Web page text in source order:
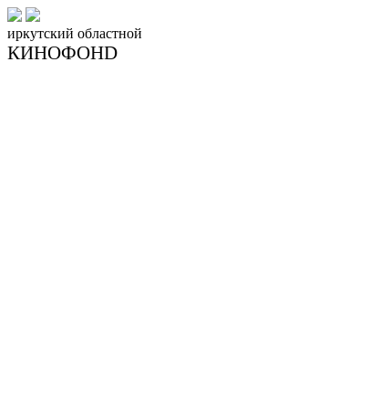
иркутский областной
КИНОФОНD